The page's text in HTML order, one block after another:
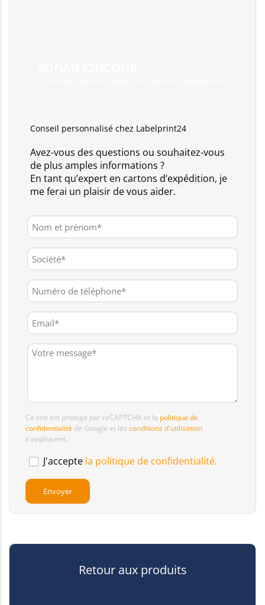
Conseil personnalisé chez Labelprint24
Avez-vous des questions ou souhaitez-vous
de plus amples informations ?
En tant qu’expert en cartons d’expédition, je
me ferai un plaisir de vous aider.
Ce site est protégé par reCAPTCHA et la politique de
confidentialité de Google et les conditions d'utilisation
s'appliquent.
J'accepte la politique de confidentialité.
Retour aux produits